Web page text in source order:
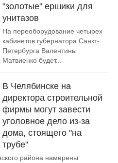
"золотые" ершики для
унитазов
На переоборудование четырех
кабинетов губернатора Санкт-
Петербурга Валентины
Матвиенко будет...
В Челябинске на
директора строительной
фирмы могут завести
уголовное дело из-за
дома, стоящего "на
трубе"
района намерены